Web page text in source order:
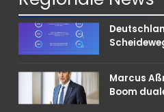
Marcus
Boom